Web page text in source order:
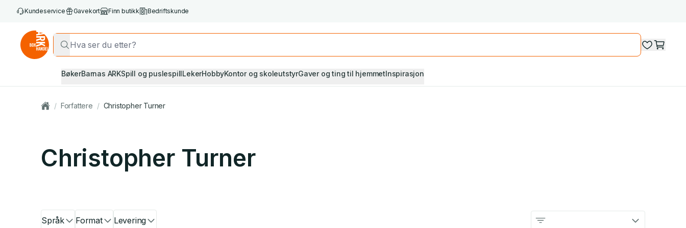
Kundeservice Gavekort Finn butikk Bedriftskunde
BøkerBarnas ARKSpill og puslespillLekerHobbyKontor og skoleutstyrGaver og ting til hjemmetInspirasjon
/ Forfattere / Christopher Turner
Christopher Turner
Språk Format Levering